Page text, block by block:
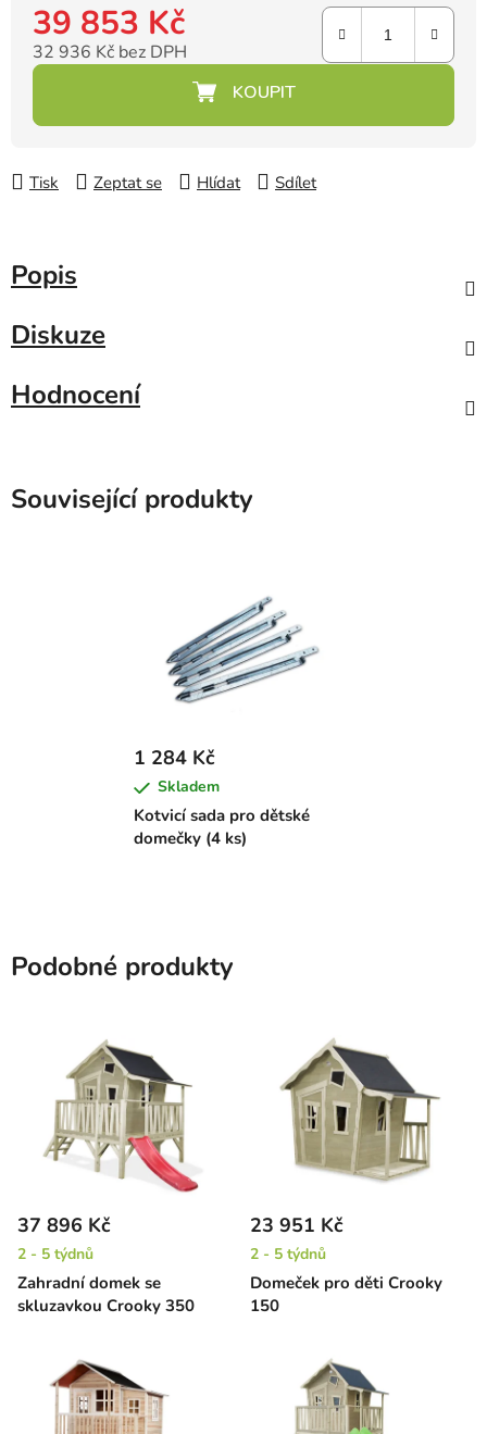
39 853 Kč
32 936 Kč bez DPH
Tisk Zeptat se Hlídat Sdílet
Popis
Diskuze
Hodnocení
Související produkty
Kotvicí sada pro dětské
domečky (4 ks)
1 284 Kč
Skladem
Podobné produkty
Zahradní domek se
skluzavkou Crooky 350
37 896 Kč
2 - 5 týdnů
Domeček pro děti Crooky
150
23 951 Kč
2 - 5 týdnů